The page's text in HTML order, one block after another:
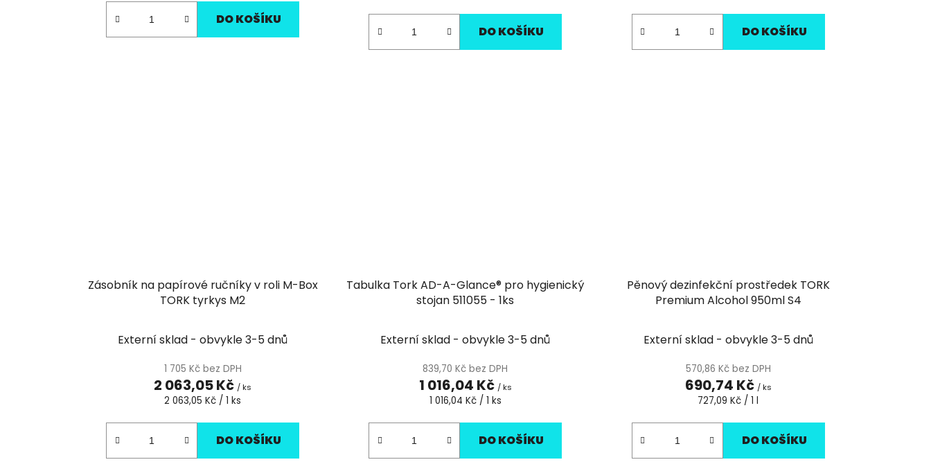
DO KOŠÍKU
DO KOŠÍKU DO KOŠÍKU
Zásobník na papírové ručníky v roli M-Box
TORK tyrkys M2
Externí sklad - obvykle 3-5 dnů
1 705 Kč bez DPH
2 063,05 Kč / ks
Měrná
2 063,05 Kč / 1 ks
DO KOŠÍKU
Tabulka Tork AD-A-Glance® pro hygienický
stojan 511055 - 1ks
Externí sklad - obvykle 3-5 dnů
839,70 Kč bez DPH
1 016,04 Kč / ks
Měrná
1 016,04 Kč / 1 ks
DO KOŠÍKU
Pěnový dezinfekční prostředek TORK
Premium Alcohol 950ml S4
Externí sklad - obvykle 3-5 dnů
570,86 Kč bez DPH
690,74 Kč / ks
Měrná
727,09 Kč / 1 l
DO KOŠÍKU